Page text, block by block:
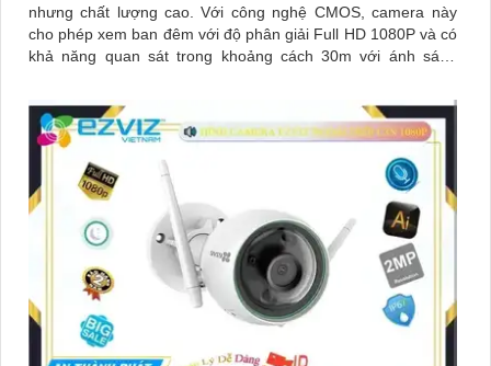
nhưng chất lượng cao. Với công nghệ CMOS, camera này
cho phép xem ban đêm với độ phân giải Full HD 1080P và có
khả năng quan sát trong khoảng cách 30m với ánh sáng